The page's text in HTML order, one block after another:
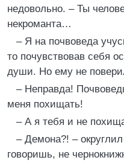
недовольно. – Ты
некроманта…
– Я на почвоведа
то почувствовав себя
души. Но ему не
– Неправда!
меня похищать!
– А я тебя и не
– Демона?! –
говоришь, не